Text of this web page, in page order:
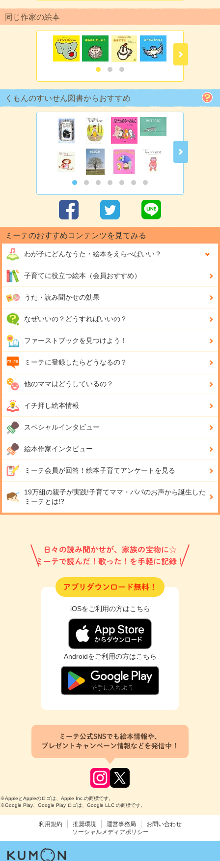
同じ作家の絵本
くもんのすいせん図書からおすすめ
ミーテのおすすめコンテンツを見てみる
わが子にどんなうた・絵本をえらべばいい？
子育てに役立つ絵本（会員おすすめ）
うた・読み聞かせの効果
なぜいいの？どうすればいいの？
ファーストブックを見つけよう！
ミーテに登録したらどうなるの？
他のママはどうしているの？
イチ押し絵本情報
スペシャルインタビュー
絵本作家インタビュー
ミーテ会員が回答！ 絵本子育てアンケートを見る
19万組の親子が実践!子育てママ・パパのお声から誕生した
ミーテとは!?
日々の読み聞かせが、家族の宝物に☆
ミーテで読んだ！歌った！を手軽に記録！
アプリダウンロード無料！
iOSをご利用の方はこちら
Androidをご利用の方はこちら
ミーテ公式SNSでも絵本情報や、
プレゼントキャンペーン情報などを発信中！
※AppleとAppleのロゴは、Apple Inc.の商標です。
※Google Play、Google Play ロゴは、Google LLC の商標です。
利用規約 推奨環境 運営事務局
お問い合わせ
ソーシャルメディアポリシー